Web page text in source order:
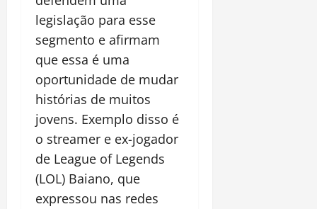
legislação para esse
segmento e afirmam
que essa é uma
oportunidade de mudar
histórias de muitos
jovens. Exemplo disso é
o streamer e ex-jogador
de League of Legends
(LOL) Baiano, que
expressou nas redes